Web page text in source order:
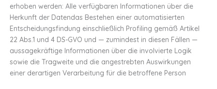
erhoben werden: Alle verfügbaren Informationen über die
Herkunft der Datendas Bestehen einer automatisierten
Entscheidungsfindung einschließlich Profiling gemäß Artikel
22 Abs.1 und 4 DS-GVO und — zumindest in diesen Fällen —
aussagekräftige Informationen über die involvierte Logik
sowie die Tragweite und die angestrebten Auswirkungen
einer derartigen Verarbeitung für die betroffene Person